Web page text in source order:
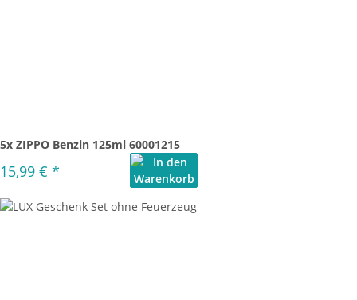
5x ZIPPO Benzin 125ml 60001215
15,99 € *